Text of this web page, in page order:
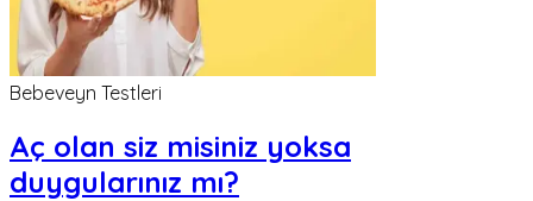
Bebeveyn Testleri
Aç olan siz misiniz yoksa
duygularınız mı?